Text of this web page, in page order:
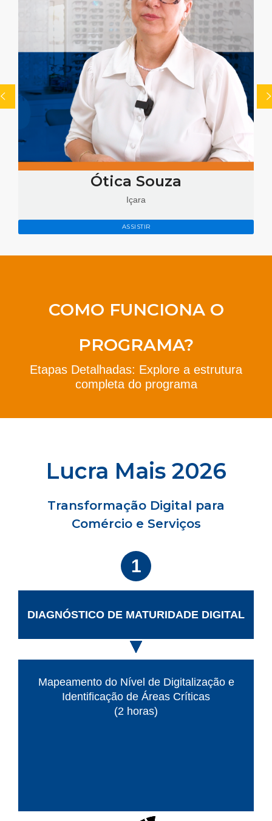
Ótica Souza
Içara
ASSISTIR
COMO FUNCIONA O
PROGRAMA?
Etapas Detalhadas: Explore a estrutura
completa do programa
Lucra Mais 2026
Transformação Digital para
Comércio e Serviços
1
DIAGNÓSTICO DE MATURIDADE DIGITAL
Mapeamento do Nível de Digitalização e
Identificação de Áreas Críticas
(2 horas)